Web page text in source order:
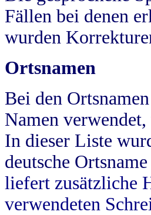
Fällen bei denen
wurden
Ortsnamen
Bei den
Namen
In dieser Liste
deutsche
liefert zusätzliche
verwendeten